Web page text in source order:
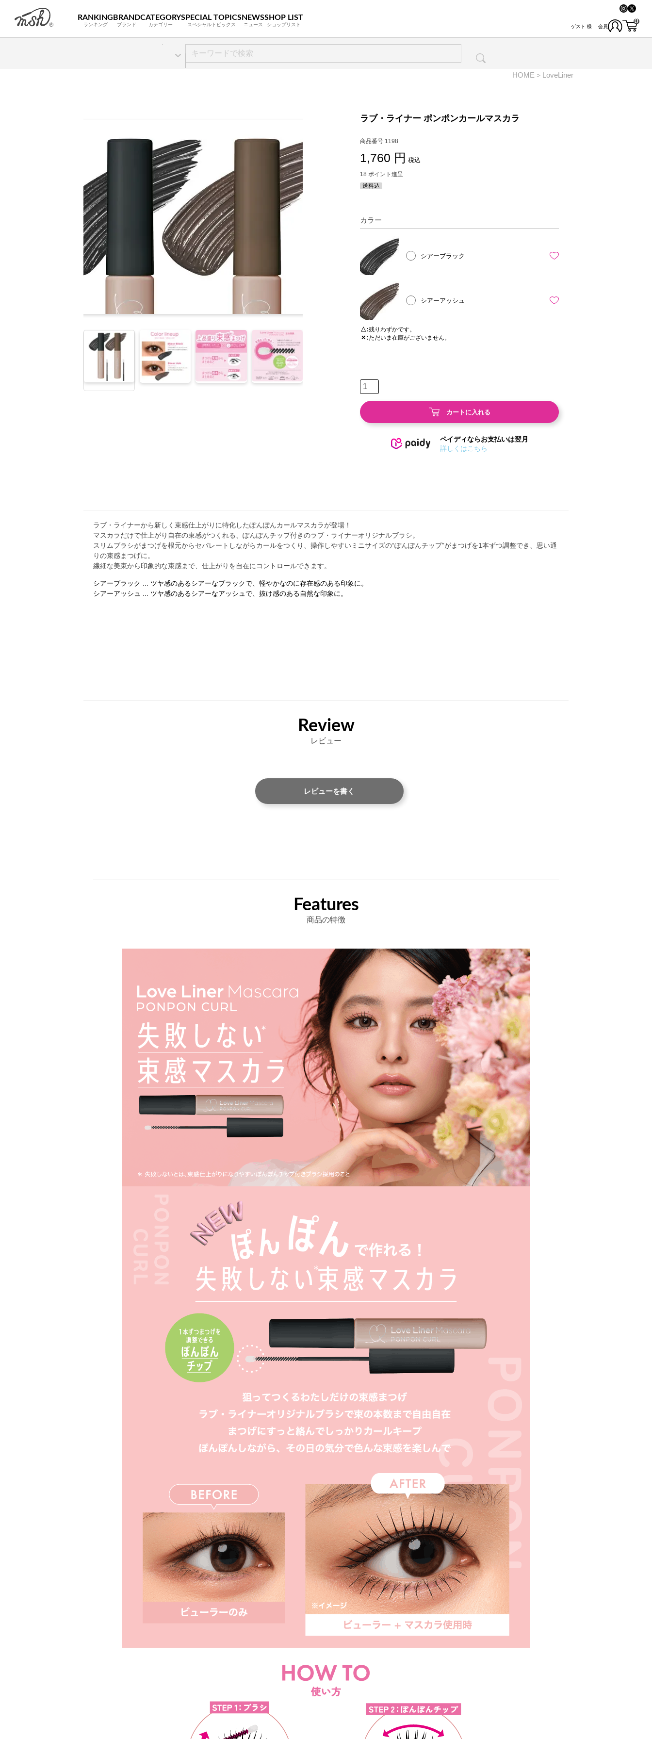
RANKING
ランキング
BRAND
ブランド
CATEGORY
カテゴリー
SPECIAL TOPICS
スペシャルトピックス
NEWS
ニュース
SHOP LIST
ショップリスト ゲスト 様 会員
0
HOME LoveLiner
ラブ・ライナー ポンポンカールマスカラ
商品番号 1198
1,760 税込
18 ポイント進呈
送料込
カラー
シアーブラック
シアーアッシュ
△ 残りわずかです。
✕ ただいま在庫がございません。
カートに入れる
ペイディならお支払いは翌月
詳しくはこちら
ラブ・ライナーから新しく束感仕上がりに特化したぽんぽんカールマスカラが登場！
マスカラだけで仕上がり自在の束感がつくれる、ぽんぽんチップ付きのラブ・ライナーオリジナルブラシ。
スリムブラシがまつげを根元からセパレートしながらカールをつくり、操作しやすいミニサイズの“ぽんぽんチップ”がまつげを1本ずつ調整でき、思い通
りの束感まつげに。
繊細な美束から印象的な束感まで、仕上がりを自在にコントロールできます。
シアーブラック ... ツヤ感のあるシアーなブラックで、軽やかなのに存在感のある印象に。
シアーアッシュ ... ツヤ感のあるシアーなアッシュで、抜け感のある自然な印象に。
Review
レビュー
レビューを書く
Features
商品の特徴